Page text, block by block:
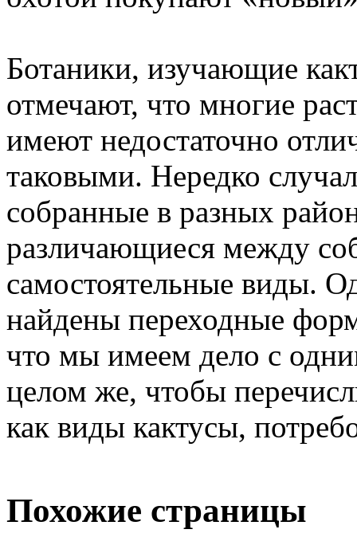
Ботаники, изучающие
отмечают, что многие
имеют недостаточно
таковыми. Нередко
собранные в разных
различающиеся между
самостоятельные виды.
найдены переходные
что мы имеем дело с
целом же, чтобы
как виды кактусы,
Похожие страницы